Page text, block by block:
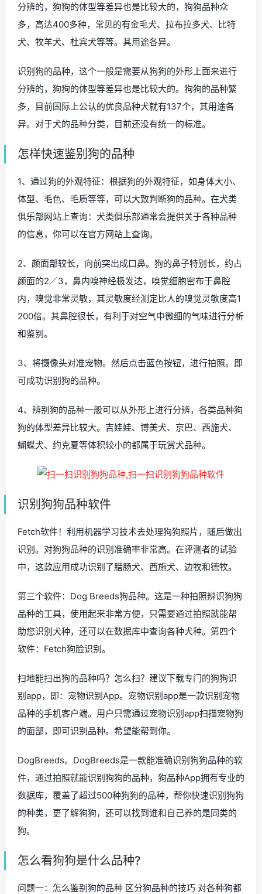
分辨的，狗狗的体型等差异也是比较大的，狗狗品种众
多，高达400多种，常见的有金毛犬、拉布拉多犬、比特
犬、牧羊犬、杜宾犬等等。其用途各异。
识别狗的品种，这个一般是需要从狗狗的外形上面来进行
分辨的，狗狗的体型等差异也是比较大的。狗狗的品种繁
多，目前国际上公认的优良品种犬就有137个，其用途各
异。对于犬的品种分类，目前还没有统一的标准。
怎样快速鉴别狗的品种
1、通过狗的外观特征：根据狗的外观特征，如身体大小、
体型、毛色、毛质等等，可以大致判断狗的品种。在犬类
俱乐部网站上查询：犬类俱乐部通常会提供关于各种品种
的信息，你可以在官方网站上查询。
2、颜面部较长，向前突出成口鼻。狗的鼻子特别长，约占
颜面的2／3，鼻内嗅神经极发达，嗅觉细胞密布于鼻腔
内，嗅觉非常灵敏，其灵敏度经测定比人的嗅觉灵敏度高1
200倍。其鼻腔很长，有利于对空气中微细的气味进行分析
和鉴别。
3、将摄像头对准宠物。然后点击蓝色按钮，进行拍照。即
可成功识别狗的品种。
4、辨别狗的品种一般可以从外形上进行分辨，各类品种狗
狗的体型差异比较大。吉娃娃、博美犬、京巴、西施犬、
蝴蝶犬、约克夏等体积较小的都属于玩赏犬品种。
识别狗狗品种软件
Fetch软件！利用机器学习技术去处理狗狗照片，随后做出
识别。对狗狗品种的识别准确率非常高。在评测者的试验
中，这款应用成功识别了腊肠犬、西施犬、边牧和德牧。
第三个软件：Dog Breeds狗品种。这是一种拍照辨识狗狗
品种的工具，使用起来非常方便，只需要通过拍照就能帮
助您识别犬种，还可以在数据库中查询各种犬种。第四个
软件：Fetch狗脸识别。
扫地能扫出狗的品种吗？怎么扫？建议下载专门的狗狗识
别app，即：宠物识别App。宠物识别app是一款识别宠物
品种的手机客户端。用户只需通过宠物识别app扫描宠物狗
的面部，即可识别品种。希望能帮到你。
DogBreeds。DogBreeds是一款能准确识别狗狗品种的软
件，通过拍照就能识别狗狗的品种，狗品种App拥有专业的
数据库，覆盖了超过500种狗狗的品种，帮你快速识别狗狗
的种类，更了解狗狗，还可以找到谁和自己养的是同类的
狗。
怎么看狗狗是什么品种?
问题一：怎么鉴别狗的品种 区分狗品种的技巧 对各种狗都